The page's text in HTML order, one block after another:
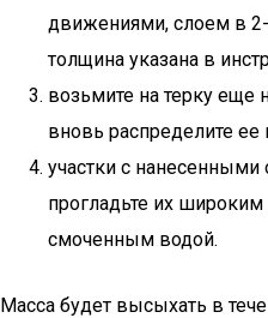
движениями, слоем в
толщина указана в
возьмите на терку
вновь распределите ее
участки с
прогладьте их
смоченным водой.
Масса будет высыхать в